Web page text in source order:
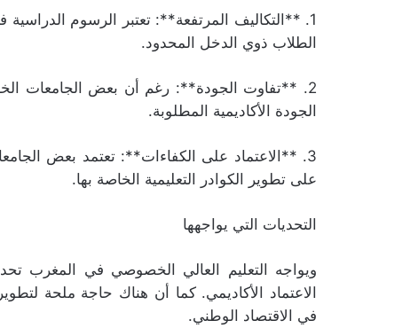
1. **التكاليف المرتفعة**: تعتبر الرسوم
الطلاب ذوي الدخل المحدود.
2. **تفاوت الجودة**: رغم أن بعض الجامعات
الجودة الأكاديمية المطلوبة.
3. **الاعتماد على الكفاءات**: تعتمد بعض
على تطوير الكوادر التعليمية الخاصة بها.
التحديات التي يواجهها
ويواجه التعليم العالي الخصوصي في المغرب
الاعتماد الأكاديمي. كما أن هناك حاجة ملحة
في الاقتصاد الوطني.